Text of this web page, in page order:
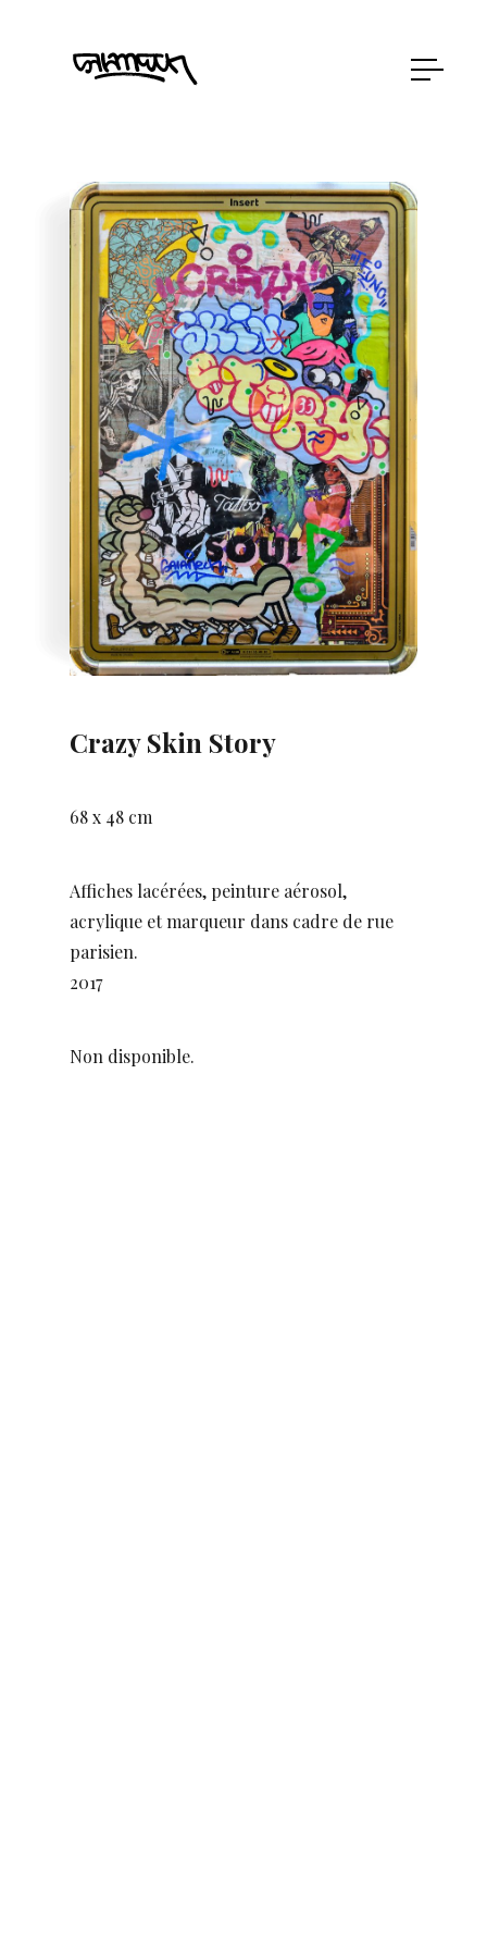
Crazy Skin Story
68 x 48 cm
Affiches lacérées, peinture aérosol,
acrylique et marqueur dans cadre de rue
parisien.
2017
Non disponible.